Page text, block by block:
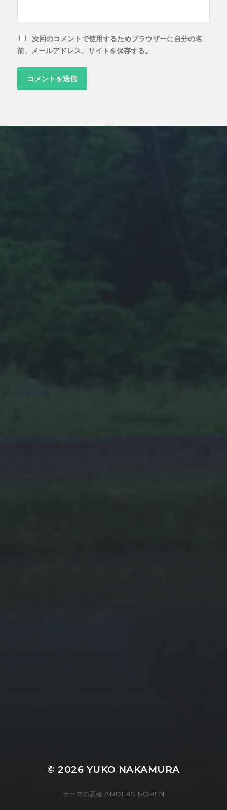
次回のコメントで使用するためブラウザーに自分の名
前、メールアドレス、サイトを保存する。
© 2026 YUKO NAKAMURA
テーマの著者 ANDERS NORÉN